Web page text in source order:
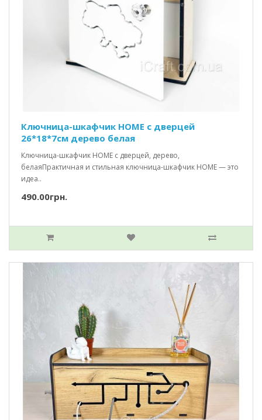
Ключница-шкафчик HOME c дверцей
26*18*7см дерево белая
Ключница-шкафчик HOME с дверцей, дерево,
белаяПрактичная и стильная ключница-шкафчик HOME — это
идеа..
490.00грн.